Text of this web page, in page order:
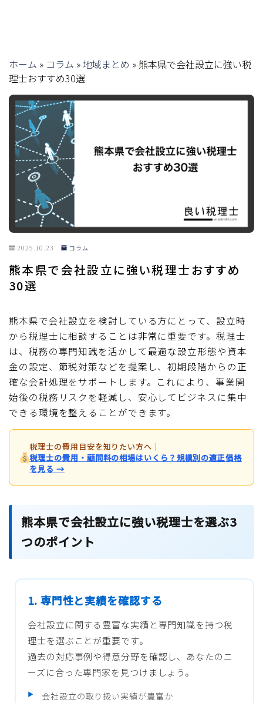
ホーム » コラム » 地域まとめ »熊本県で会社設立に強い税
理士おすすめ30選
2025.10.23 コラム
熊本県で会社設立に強い税理士おすすめ
30選
熊本県で会社設立を検討している方にとって、設立時
から税理士に相談することは非常に重要です。税理士
は、税務の専門知識を活かして最適な設立形態や資本
金の設定、節税対策などを提案し、初期段階からの正
確な会計処理をサポートします。これにより、事業開
始後の税務リスクを軽減し、安心してビジネスに集中
できる環境を整えることができます。
税理士の費用目安を知りたい方へ ｜
税理士の費用・顧問料の相場はいくら？規模別の適正価格
を見る →
熊本県で会社設立に強い税理士を選ぶ3
つのポイント
1. 専門性と実績を確認する
会社設立に関する豊富な実績と専門知識を持つ税
理士を選ぶことが重要です。
過去の対応事例や得意分野を確認し、あなたのニ
ーズに合った専門家を見つけましょう。
会社設立の取り扱い実績が豊富か